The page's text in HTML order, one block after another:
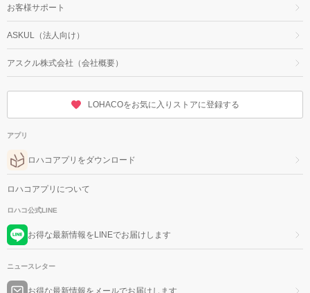
お客様サポート
ASKUL（法人向け）
アスクル株式会社（会社概要）
LOHACOをお気に入りストアに登録する
アプリ
ロハコアプリをダウンロード
ロハコアプリについて
ロハコ公式LINE
お得な最新情報をLINEでお届けします
ニュースレター
お得な最新情報をメールでお届けします